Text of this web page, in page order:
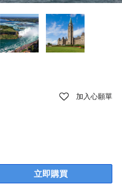
加入心願單
立即購買